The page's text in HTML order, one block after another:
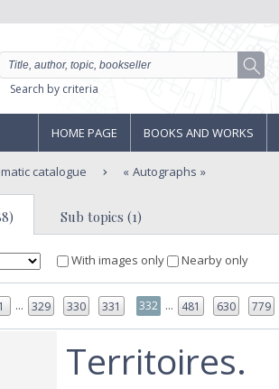
Search by criteria
HOME PAGE BOOKS AND WORKS
catalogue Autographs
Sub topics (1)
With images only Nearby only
1 ... 329 330 331 332 ... 481 630 779
‎Territoires.‎